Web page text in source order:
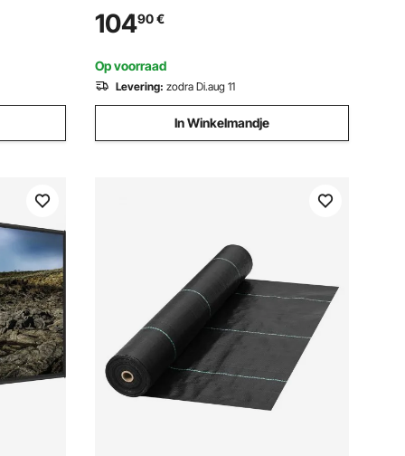
gaas voor konijnenkooien, tuin, kleine
knaagdieren
10490€
Op voorraad
Levering: zodra Di.aug 11
In Winkelmandje